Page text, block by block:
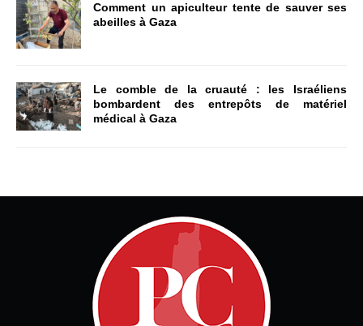
Comment un apiculteur tente de sauver ses
abeilles à Gaza
Le comble de la cruauté : les Israéliens
bombardent des entrepôts de matériel
médical à Gaza